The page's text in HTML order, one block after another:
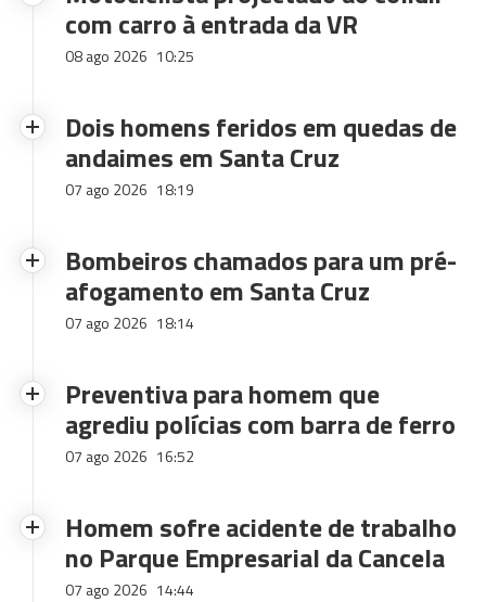
com carro à entrada da VR
08 ago 2026 10:25
Dois homens feridos em quedas de
andaimes em Santa Cruz
07 ago 2026 18:19
Bombeiros chamados para um pré-
afogamento em Santa Cruz
07 ago 2026 18:14
Preventiva para homem que
agrediu polícias com barra de ferro
07 ago 2026 16:52
Homem sofre acidente de trabalho
no Parque Empresarial da Cancela
07 ago 2026 14:44